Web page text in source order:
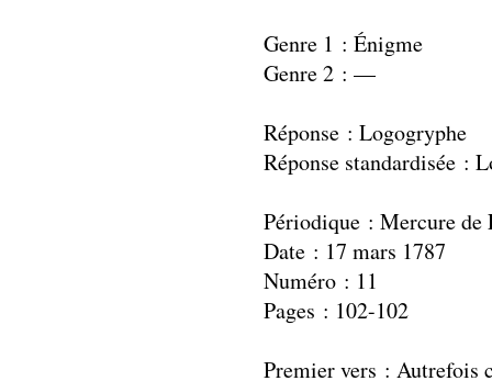
Genre 1 : Énigme
Genre 2 : —
Réponse : Logogryphe
Réponse standardisée :
Périodique : Mercure de
Date : 17 mars 1787
Numéro : 11
Pages : 102-102
Premier vers : Autrefois